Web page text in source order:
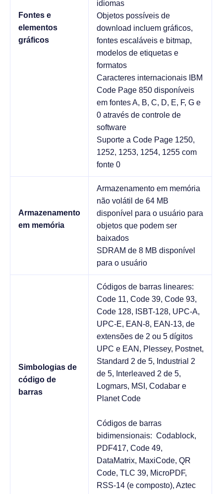
Fontes e
elementos
gráficos
idiomas
Objetos possíveis de
download incluem gráficos,
fontes escaláveis e bitmap,
modelos de etiquetas e
formatos
Caracteres internacionais IBM
Code Page 850 disponíveis
em fontes A, B, C, D, E, F, G e
0 através de controle de
software
Suporte a Code Page 1250,
1252, 1253, 1254, 1255 com
fonte 0
Armazenamento
em memória
Armazenamento em memória
não volátil de 64 MB
disponível para o usuário para
objetos que podem ser
baixados
SDRAM de 8 MB disponível
para o usuário
Simbologias de
código de
barras
Códigos de barras lineares:
Code 11, Code 39, Code 93,
Code 128, ISBT-128, UPC-A,
UPC-E, EAN-8, EAN-13, de
extensões de 2 ou 5 dígitos
UPC e EAN, Plessey, Postnet,
Standard 2 de 5, Industrial 2
de 5, Interleaved 2 de 5,
Logmars, MSI, Codabar e
Planet Code
Códigos de barras
bidimensionais: Codablock,
PDF417, Code 49,
DataMatrix, MaxiCode, QR
Code, TLC 39, MicroPDF,
RSS-14 (e composto), Aztec